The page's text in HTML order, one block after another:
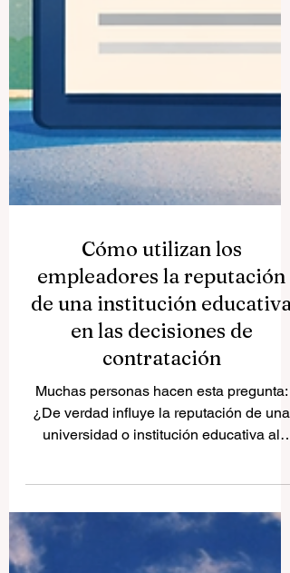
Cómo utilizan los
empleadores la reputación
de una institución educativa
en las decisiones de
contratación
universidad o institución educativa al
equilibrada es: sí, influye, pero no lo es